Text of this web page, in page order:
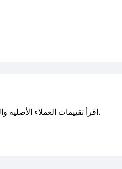
اقرأ تقييمات العملاء الأصلية والتقييمات من المشترين المتحققين. اكتشف ما يعتقده المستخدمون الحقيقيون حول خدمتنا وتعلم من تجاربهم.